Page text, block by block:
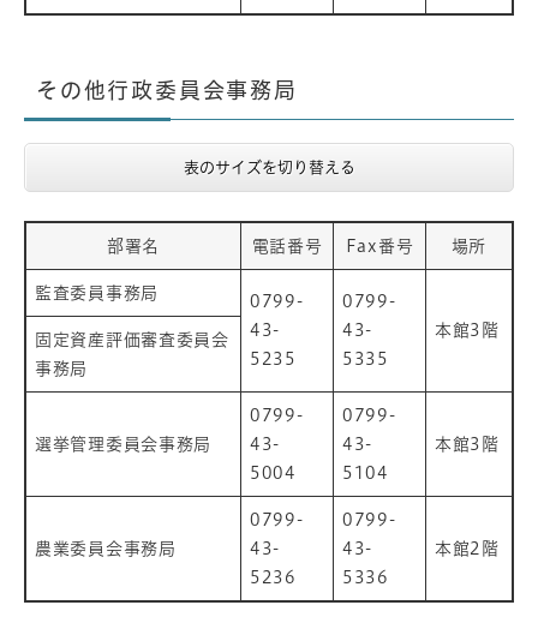
その他行政委員会事務局
表のサイズを切り替える
部署名 電話番号 Fax番号 場所
監査委員事務局
0799-
43-
5235
0799-
43-
5335
本館3階
固定資産評価審査委員会
事務局
選挙管理委員会事務局
0799-
43-
5004
0799-
43-
5104
本館3階
農業委員会事務局
0799-
43-
5236
0799-
43-
5336
本館2階